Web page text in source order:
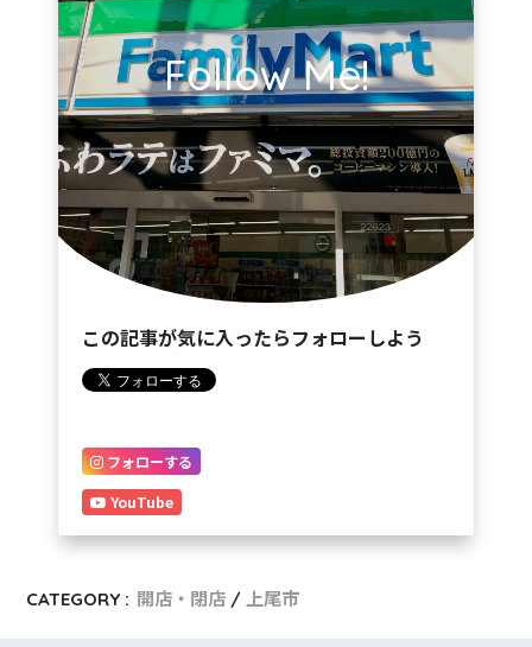
Follow Me!
この記事が気に入ったらフォローしよう
フォローする
YouTube
CATEGORY : 開店・閉店 上尾市